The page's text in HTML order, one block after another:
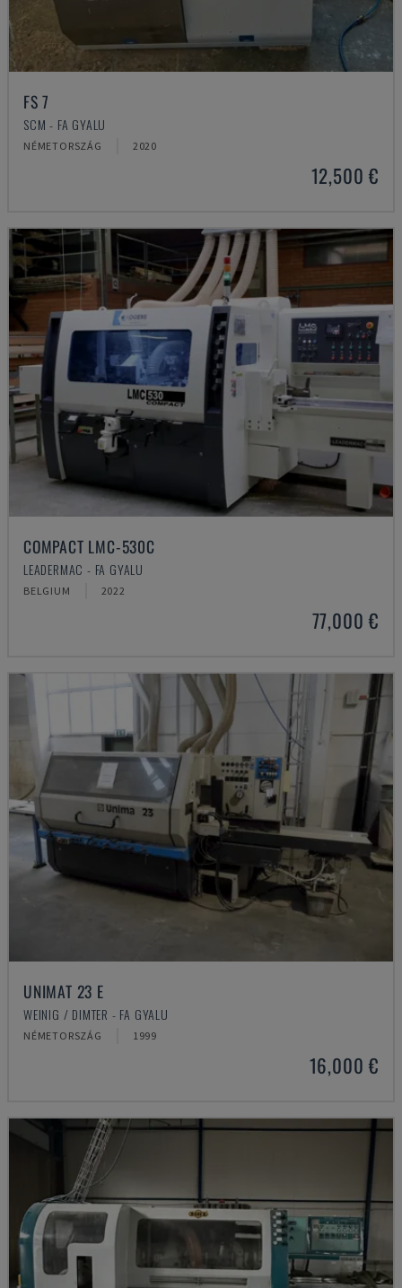
FS 7
SCM - FA GYALU
NÉMETORSZÁG 2020
12,500 €
COMPACT LMC-530C
LEADERMAC - FA GYALU
BELGIUM 2022
77,000 €
UNIMAT 23 E
WEINIG / DIMTER - FA GYALU
NÉMETORSZÁG 1999
16,000 €